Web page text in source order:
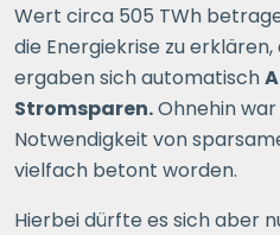
Wert circa 505 TWh
die Energiekrise zu
ergaben sich automatisch
Stromsparen.Ohnehin
Notwendigkeit von
vielfach betont worden.
Hierbei dürfte es sich aber